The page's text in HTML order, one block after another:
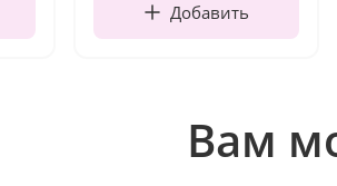
Добавить
Вам